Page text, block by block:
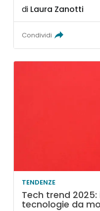
di Laura Zanotti
Condividi
TENDENZE
Tech trend
tecnologie da